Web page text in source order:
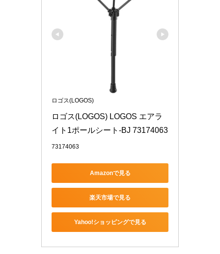
ロゴス(LOGOS)
ロゴス(LOGOS) LOGOS エアラ
イト1ポールシート-BJ 73174063
73174063
Amazonで見る
楽天市場で見る
Yahoo!ショッピングで見る